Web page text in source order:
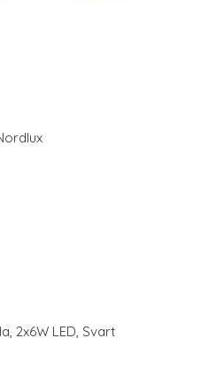
2x6W LED, Svart